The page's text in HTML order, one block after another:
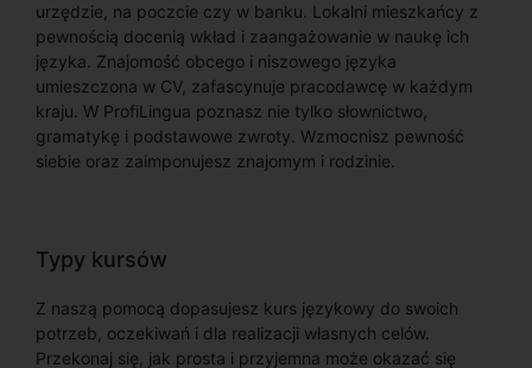
urzędzie, na poczcie czy w banku. Lokalni mieszkańcy z
pewnością docenią wkład i zaangażowanie w naukę ich
języka. Znajomość obcego i niszowego języka
umieszczona w CV, zafascynuje pracodawcę w każdym
kraju. W ProfiLingua poznasz nie tylko słownictwo,
gramatykę i podstawowe zwroty. Wzmocnisz pewność
siebie oraz zaimponujesz znajomym i rodzinie.
Typy kursów
Z naszą pomocą dopasujesz kurs językowy do swoich
potrzeb, oczekiwań i dla realizacji własnych celów.
Przekonaj się, jak prosta i przyjemna może okazać się